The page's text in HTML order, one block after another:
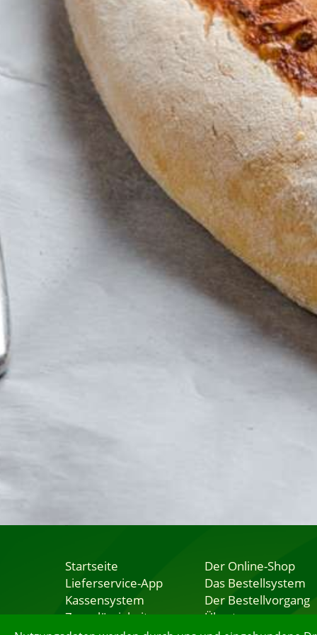
Startseite
Lieferservice-App
Kassensystem
Zuverlässigkeit
Der Online-Shop
Das Bestellsystem
Der Bestellvorgang
Übertragung